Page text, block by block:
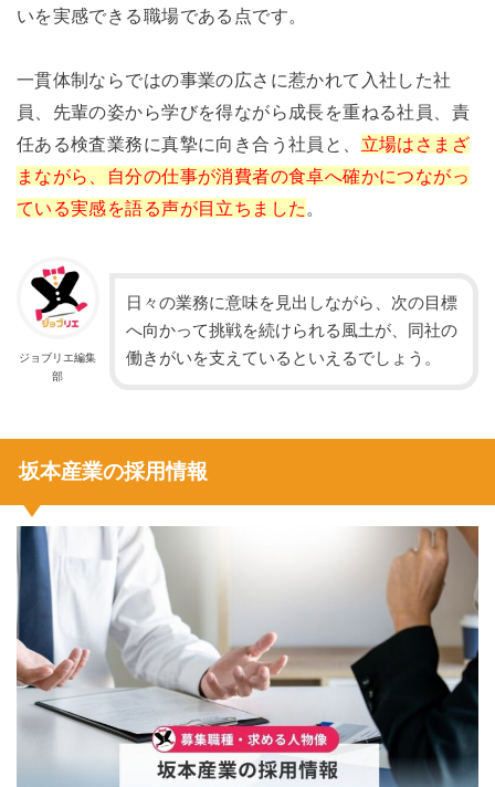
いを実感できる職場である点です。
一貫体制ならではの事業の広さに惹かれて入社した社
員、先輩の姿から学びを得ながら成長を重ねる社員、責
任ある検査業務に真摯に向き合う社員と、 立場はさまざ
まながら、自分の仕事が消費者の食卓へ確かにつながっ
ている実感を語る声が目立ちました 。
ジョブリエ編集
部
日々の業務に意味を見出しながら、次の目標
へ向かって挑戦を続けられる風土が、同社の
働きがいを支えているといえるでしょう。
坂本産業の採用情報